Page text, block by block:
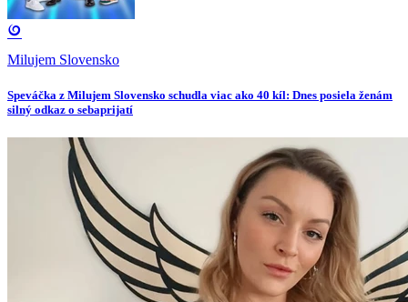
Milujem Slovensko
Speváčka z Milujem Slovensko schudla viac ako 40 kíl: Dnes posiela ženám
silný odkaz o sebaprijatí